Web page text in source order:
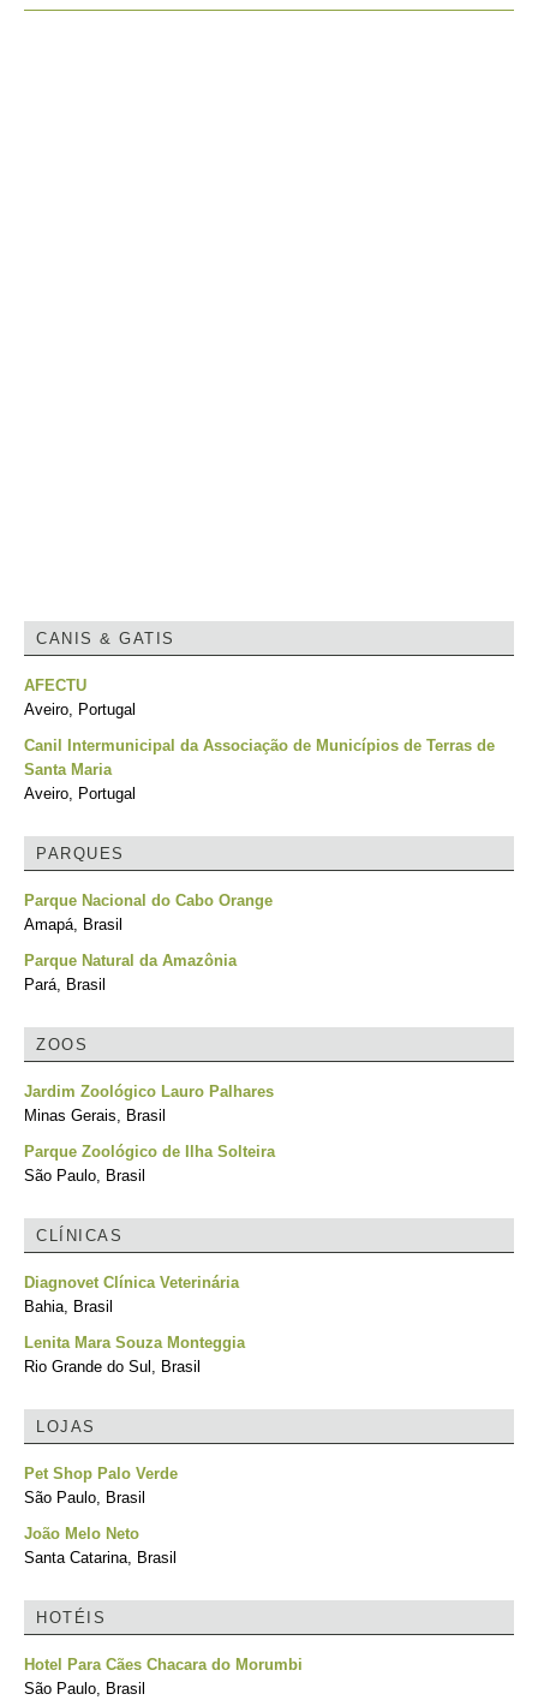
CANIS & GATIS
AFECTU
Aveiro, Portugal
Canil Intermunicipal da Associação de Municípios de Terras de
Santa Maria
Aveiro, Portugal
PARQUES
Parque Nacional do Cabo Orange
Amapá, Brasil
Parque Natural da Amazônia
Pará, Brasil
ZOOS
Jardim Zoológico Lauro Palhares
Minas Gerais, Brasil
Parque Zoológico de Ilha Solteira
São Paulo, Brasil
CLÍNICAS
Diagnovet Clínica Veterinária
Bahia, Brasil
Lenita Mara Souza Monteggia
Rio Grande do Sul, Brasil
LOJAS
Pet Shop Palo Verde
São Paulo, Brasil
João Melo Neto
Santa Catarina, Brasil
HOTÉIS
Hotel Para Cães Chacara do Morumbi
São Paulo, Brasil